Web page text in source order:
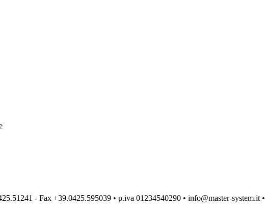
- Fax +39.0425.595039 • p.iva 01234540290 • info@master-system.it •